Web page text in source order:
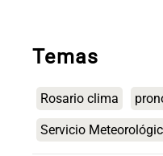
Temas
Rosario clima
Servicio